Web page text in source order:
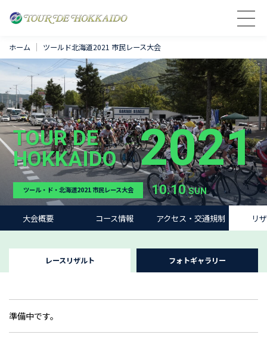
ホーム ツールド北海道2021 市民レース大会
TOUR DE
HOKKAIDO 2021
ツール・ド・北海道2021 市民レース大会 10.10SUN
大会概要 コース情報 アクセス・交通規制 リ
レースリザルト フォトギャラリー
準備中です。